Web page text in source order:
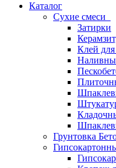
Каталог
Сухие смеси
Затирки
Клей для
Грунтовка